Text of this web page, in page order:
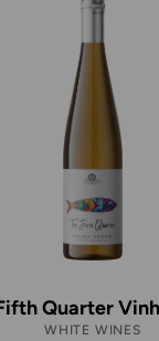
Quarter
WHITE WINES